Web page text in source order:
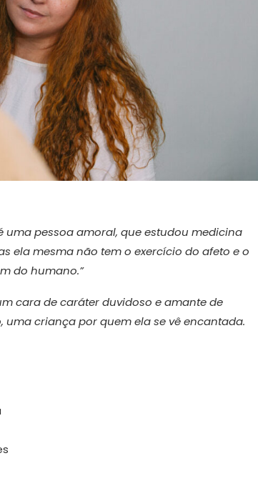
uma pessoa amoral, que estudou medicina
ela mesma não tem o exercício do afeto e o
do humano.”
cara de caráter duvidoso e amante de
uma criança por quem ela se vê encantada.